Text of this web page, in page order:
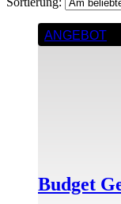
ANGEBOT
Budget